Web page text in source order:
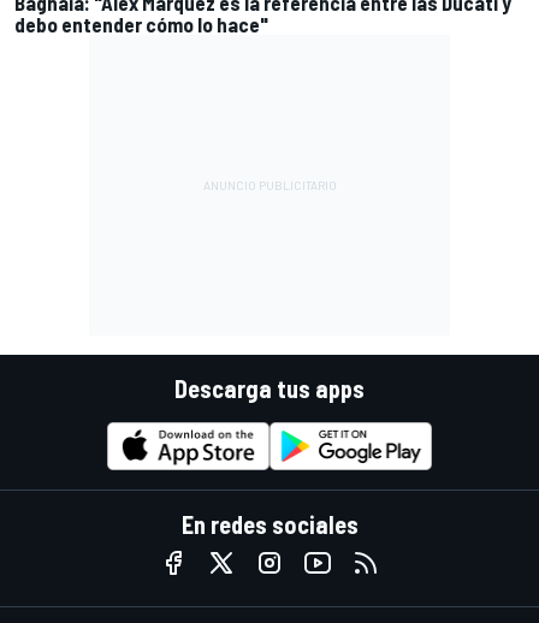
debo entender cómo lo hace"
Descarga tus apps
En redes sociales